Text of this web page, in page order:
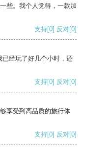
些。我个人觉得，一款加
支持[0] 反对[0]
经玩了好几个小时，还
支持[0] 反对[0]
享受到高品质的旅行体
支持[0] 反对[0]